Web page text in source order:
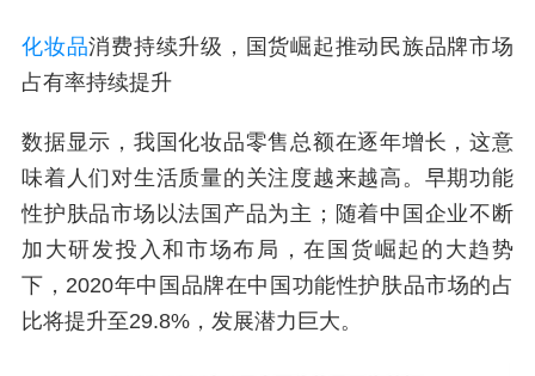
化妆品消费持续升级，国货崛起推动民族品牌市场
占有率持续提升
数据显示，我国化妆品零售总额在逐年增长，这意
味着人们对生活质量的关注度越来越高。早期功能
性护肤品市场以法国产品为主；随着中国企业不断
加大研发投入和市场布局，在国货崛起的大趋势
下，2020年中国品牌在中国功能性护肤品市场的占
比将提升至29.8%，发展潜力巨大。